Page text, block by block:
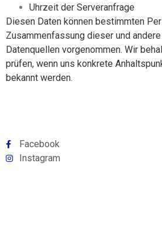
Uhrzeit der Serveranfrage
Diesen Daten können bestimmten
Zusammenfassung dieser und
Datenquellen vorgenommen. Wir
prüfen, wenn uns konkrete
bekannt werden.
Facebook
Instagram